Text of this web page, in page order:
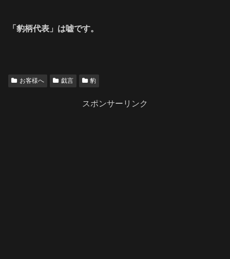
「豹柄代表」は嘘です。
お客様へ 戯言 豹
スポンサーリンク